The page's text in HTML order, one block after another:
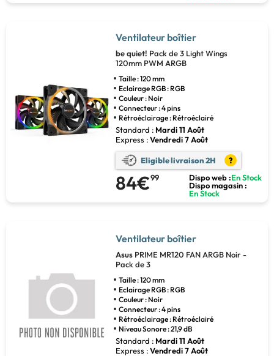
Ventilateur boîtier
be quiet! Pack de 3 Light Wings
120mm PWM ARGB
Taille : 120 mm
Eclairage RGB : RGB
Couleur : Noir
Connecteur : 4 pins
Rétroéclairage : Rétroéclairé
Standard : Mardi 11 Août
Express :Vendredi 7 Août
Eligible livraison 2H ?
84€99 Dispo web :En Stock
Dispo magasin :
En Stock
Ventilateur boîtier
Asus PRIME MR120 FAN ARGB Noir -
Pack de 3
Taille : 120 mm
Eclairage RGB : RGB
Couleur : Noir
Connecteur : 4 pins
Rétroéclairage : Rétroéclairé
Niveau Sonore : 21,9 dB
Standard : Mardi 11 Août
Express :Vendredi 7 Août